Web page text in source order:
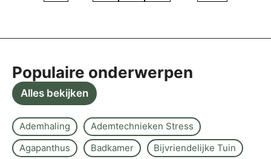
Populaire onderwerpen
Alles bekijken
Ademhaling
Ademtechnieken Stress
Agapanthus
Badkamer
Bijvriendelijke Tuin